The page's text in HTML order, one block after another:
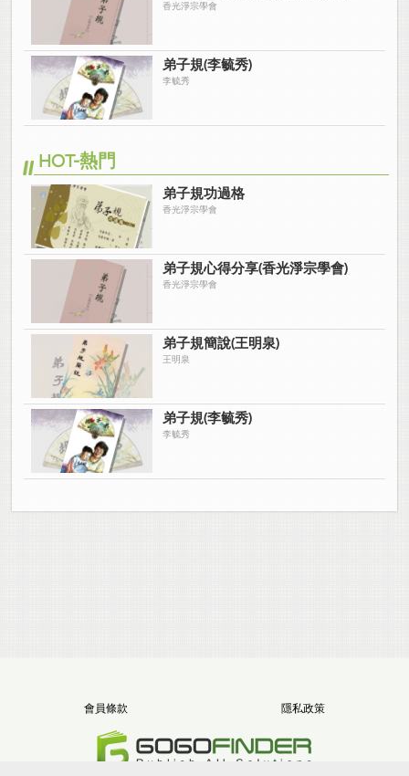
香光淨宗學會
弟子規(李毓秀)
李毓秀
HOT-熱門
弟子規功過格
香光淨宗學會
弟子規心得分享(香光淨宗學會)
香光淨宗學會
弟子規簡說(王明泉)
王明泉
弟子規(李毓秀)
李毓秀
會員條款 隱私政策